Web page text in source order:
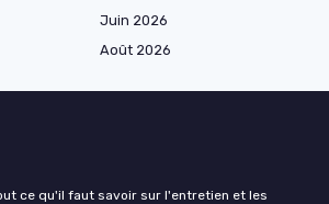
Juin 2026
Août 2026
ce qu'il faut savoir sur l'entretien et les